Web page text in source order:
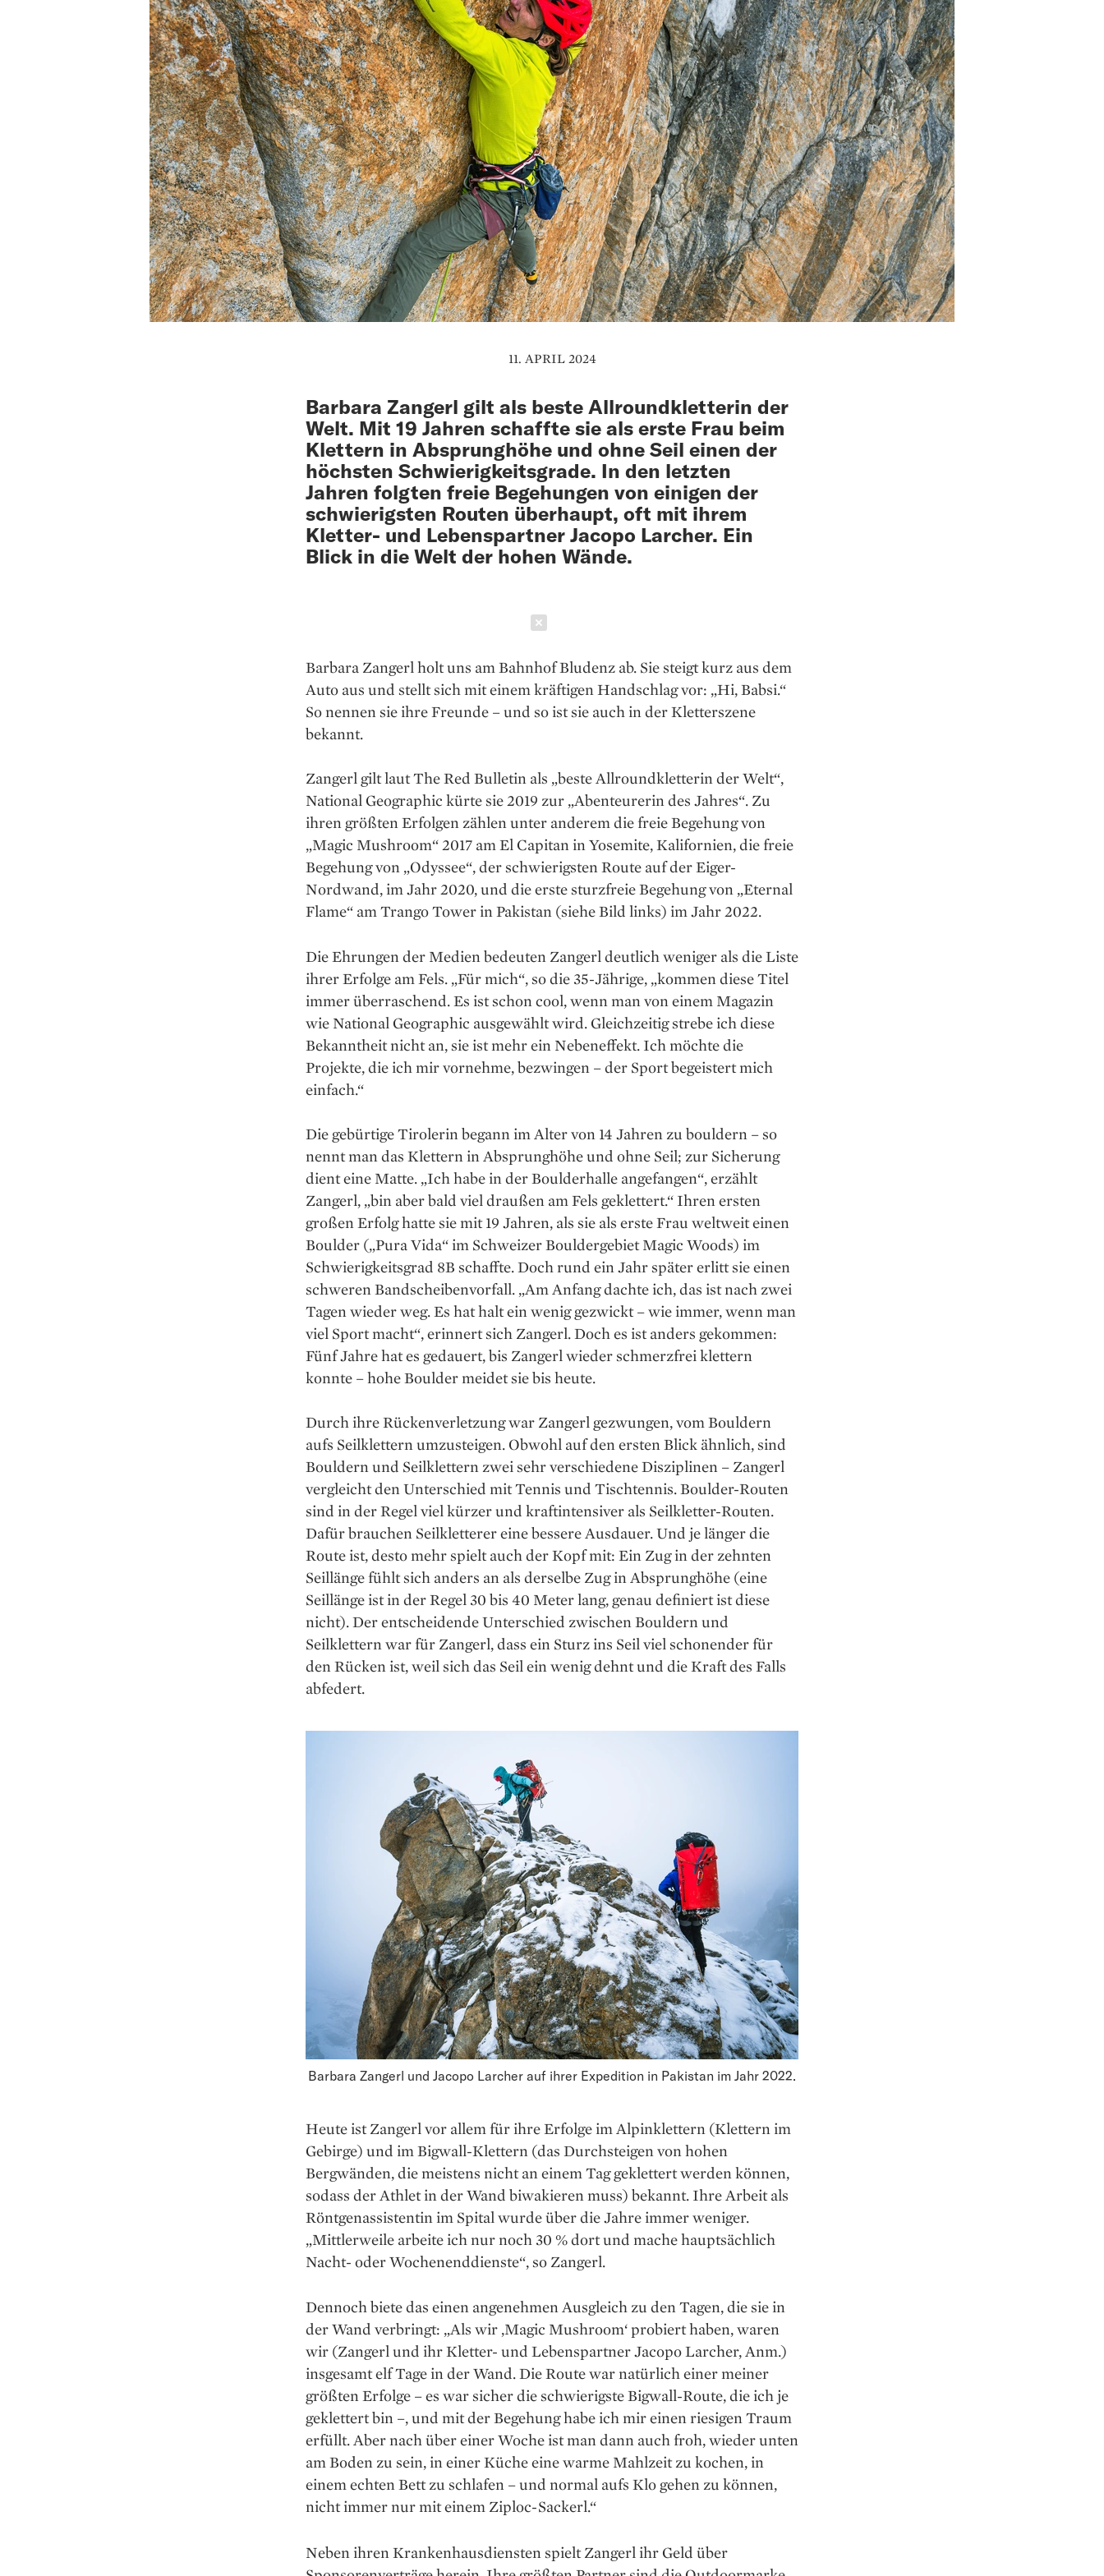
11. APRIL 2024
Barbara Zangerl gilt als beste Allroundkletterin der
Welt. Mit 19 Jahren schaffte sie als erste Frau beim
Klettern in Absprunghöhe und ohne Seil einen der
höchsten Schwierigkeitsgrade. In den letzten
Jahren folgten freie Begehungen von einigen der
schwierigsten Routen überhaupt, oft mit ihrem
Kletter- und Lebenspartner Jacopo Larcher. Ein
Blick in die Welt der hohen Wände.
Barbara Zangerl holt uns am Bahnhof Bludenz ab. Sie steigt kurz aus dem
Auto aus und stellt sich mit einem kräftigen Handschlag vor: „Hi, Babsi.“
So nennen sie ihre Freunde – und so ist sie auch in der Kletterszene
bekannt.
Zangerl gilt laut The Red Bulletin als „beste Allroundkletterin der Welt“,
National Geographic kürte sie 2019 zur „Abenteurerin des Jahres“. Zu
ihren größten Erfolgen zählen unter anderem die freie Begehung von
„Magic Mushroom“ 2017 am El Capitan in Yosemite, Kalifornien, die freie
Begehung von „Odyssee“, der schwierigsten Route auf der Eiger-
Nordwand, im Jahr 2020, und die erste sturzfreie Begehung von „Eternal
Flame“ am Trango Tower in Pakistan (siehe Bild links) im Jahr 2022.
Die Ehrungen der Medien bedeuten Zangerl deutlich weniger als die Liste
ihrer Erfolge am Fels. „Für mich“, so die 35-Jährige, „kommen diese Titel
immer überraschend. Es ist schon cool, wenn man von einem Magazin
wie National Geographic ausgewählt wird. Gleichzeitig strebe ich diese
Bekanntheit nicht an, sie ist mehr ein Nebeneffekt. Ich möchte die
Projekte, die ich mir vornehme, bezwingen – der Sport begeistert mich
einfach.“
Die gebürtige Tirolerin begann im Alter von 14 Jahren zu bouldern – so
nennt man das Klettern in Absprunghöhe und ohne Seil; zur Sicherung
dient eine Matte. „Ich habe in der Boulderhalle angefangen“, erzählt
Zangerl, „bin aber bald viel draußen am Fels geklettert.“ Ihren ersten
großen Erfolg hatte sie mit 19 Jahren, als sie als erste Frau weltweit einen
Boulder („Pura Vida“ im Schweizer Bouldergebiet Magic Woods) im
Schwierigkeitsgrad 8B schaffte. Doch rund ein Jahr später erlitt sie einen
schweren Bandscheibenvorfall. „Am Anfang dachte ich, das ist nach zwei
Tagen wieder weg. Es hat halt ein wenig gezwickt – wie immer, wenn man
viel Sport macht“, erinnert sich Zangerl. Doch es ist anders gekommen:
Fünf Jahre hat es gedauert, bis Zangerl wieder schmerzfrei klettern
konnte – hohe Boulder meidet sie bis heute.
Durch ihre Rückenverletzung war Zangerl gezwungen, vom Bouldern
aufs Seilklettern umzusteigen. Obwohl auf den ersten Blick ähnlich, sind
Bouldern und Seilklettern zwei sehr verschiedene Disziplinen – Zangerl
vergleicht den Unterschied mit Tennis und Tischtennis. Boulder-Routen
sind in der Regel viel kürzer und kraftintensiver als Seilkletter-Routen.
Dafür brauchen Seilkletterer eine bessere Ausdauer. Und je länger die
Route ist, desto mehr spielt auch der Kopf mit: Ein Zug in der zehnten
Seillänge fühlt sich anders an als derselbe Zug in Absprunghöhe (eine
Seillänge ist in der Regel 30 bis 40 Meter lang, genau definiert ist diese
nicht). Der entscheidende Unterschied zwischen Bouldern und
Seilklettern war für Zangerl, dass ein Sturz ins Seil viel schonender für
den Rücken ist, weil sich das Seil ein wenig dehnt und die Kraft des Falls
abfedert.
Barbara Zangerl und Jacopo Larcher auf ihrer Expedition in Pakistan im Jahr 2022.
Heute ist Zangerl vor allem für ihre Erfolge im Alpinklettern (Klettern im
Gebirge) und im Bigwall-Klettern (das Durchsteigen von hohen
Bergwänden, die meistens nicht an einem Tag geklettert werden können,
sodass der Athlet in der Wand biwakieren muss) bekannt. Ihre Arbeit als
Röntgenassistentin im Spital wurde über die Jahre immer weniger.
„Mittlerweile arbeite ich nur noch 30 % dort und mache hauptsächlich
Nacht- oder Wochenenddienste“, so Zangerl.
Dennoch biete das einen angenehmen Ausgleich zu den Tagen, die sie in
der Wand verbringt: „Als wir ‚Magic Mushroom‘ probiert haben, waren
wir (Zangerl und ihr Kletter- und Lebenspartner Jacopo Larcher, Anm.)
insgesamt elf Tage in der Wand. Die Route war natürlich einer meiner
größten Erfolge – es war sicher die schwierigste Bigwall-Route, die ich je
geklettert bin –, und mit der Begehung habe ich mir einen riesigen Traum
erfüllt. Aber nach über einer Woche ist man dann auch froh, wieder unten
am Boden zu sein, in einer Küche eine warme Mahlzeit zu kochen, in
einem echten Bett zu schlafen – und normal aufs Klo gehen zu können,
nicht immer nur mit einem Ziploc-Sackerl.“
Neben ihren Krankenhausdiensten spielt Zangerl ihr Geld über